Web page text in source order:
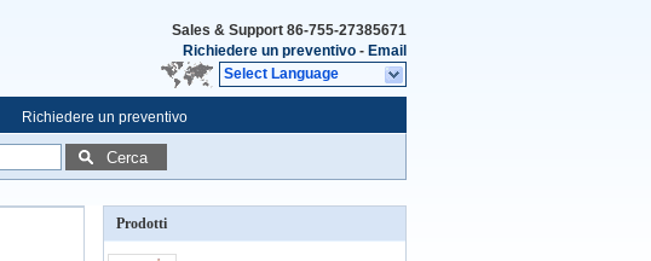
Sales & Support 86-755-27385671
Richiedere un preventivo - Email
Select Language
Richiedere un preventivo
Cerca
Prodotti